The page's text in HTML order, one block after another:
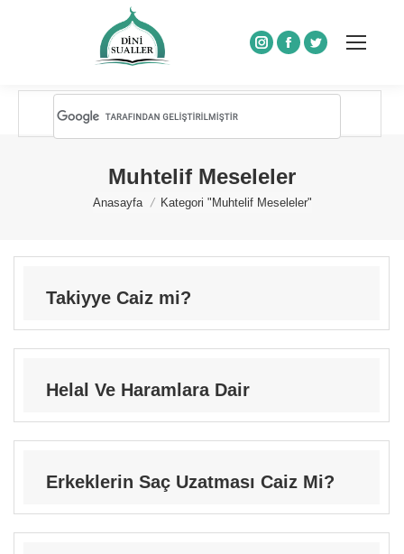
Instagram
Facebook
Twitter
Muhtelif Meseleler
You are here:
Anasayfa Kategori "Muhtelif Meseleler"
Takiyye Caiz mi?
Helal Ve Haramlara Dair
Erkeklerin Saç Uzatması Caiz Mi?